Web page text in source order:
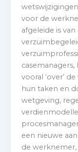
voor de
afgeleide is
vooral ‘over’
hun taken en
wetgeving,
een nieuwe
de